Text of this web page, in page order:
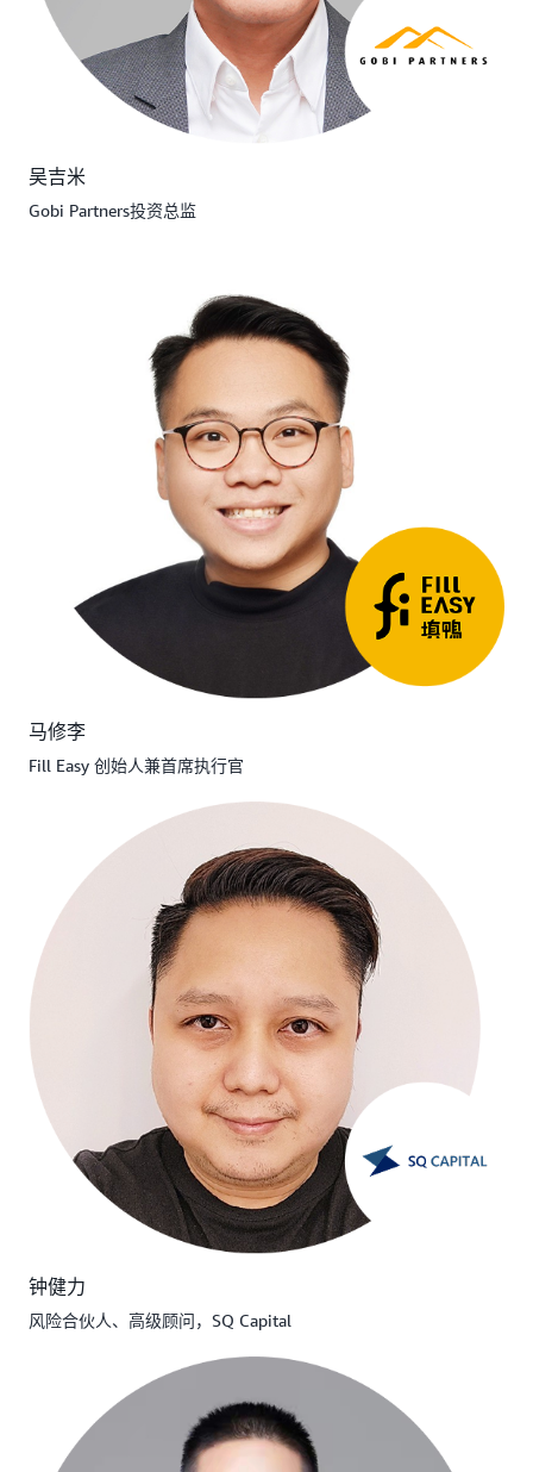
吴吉米
Gobi Partners投资总监
马修李
Fill Easy 创始人兼首席执行官
钟健力
风险合伙人、高级顾问，SQ Capital